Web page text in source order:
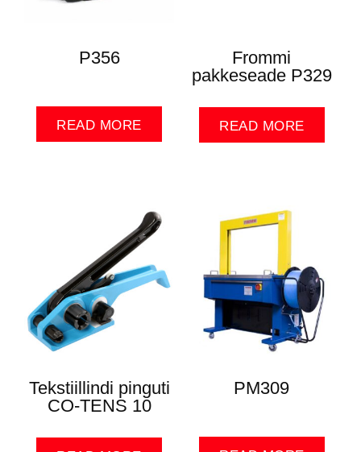
P356
READ MORE
Frommi
pakkeseade P329
READ MORE
Tekstiillindi pinguti
CO-TENS 10
PM309